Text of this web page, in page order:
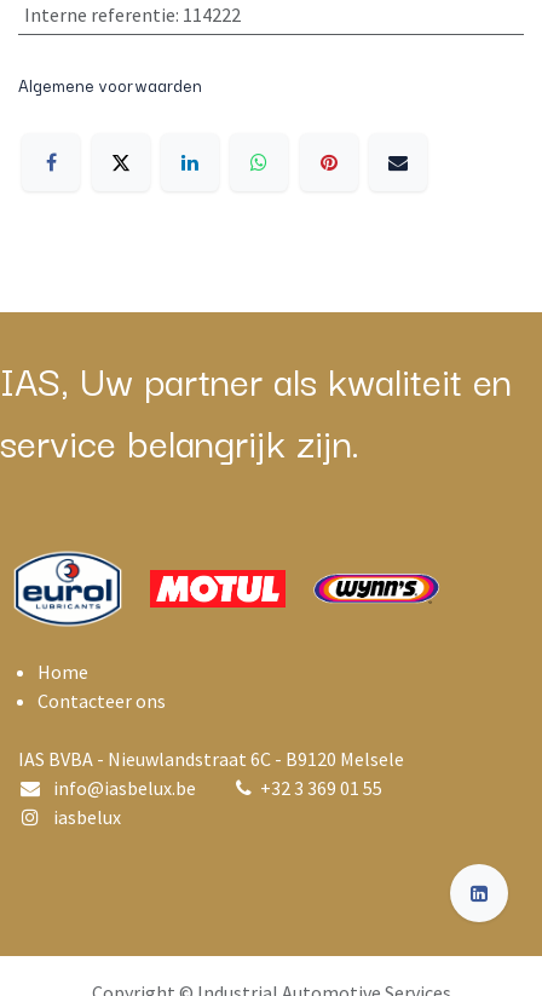
Interne referentie: 114222
Algemene voorwaarden
IAS, Uw partner als kwaliteit en
service belangrijk zijn.
Home
Contacteer ons
IAS BVBA - Nieuwlandstraat 6C - B9120 Melsele
info@iasbelux.be +32 3 369 01 55
iasbelux